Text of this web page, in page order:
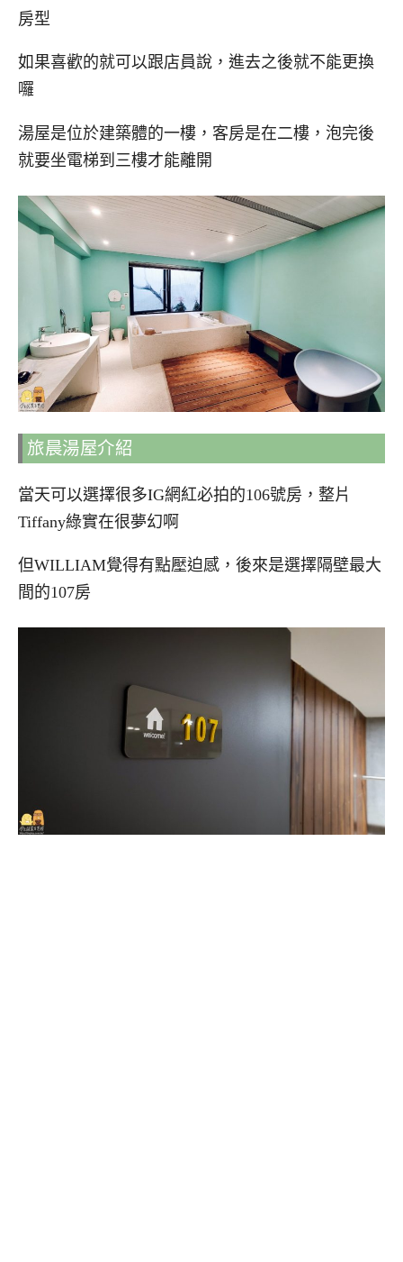
房型
如果喜歡的就可以跟店員說，進去之後就不能更換
囉
湯屋是位於建築體的一樓，客房是在二樓，泡完後
就要坐電梯到三樓才能離開
旅晨湯屋介紹
當天可以選擇很多IG網紅必拍的106號房，整片
Tiffany綠實在很夢幻啊
但WILLIAM覺得有點壓迫感，後來是選擇隔壁最大
間的107房